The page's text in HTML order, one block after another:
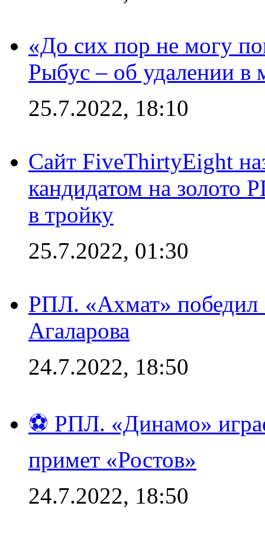
«До сих пор не могу
Рыбус – об удалении в
25.7.2022, 18:10
Сайт FiveThirtyEight
кандидатом на
в тройку
25.7.2022, 01:30
РПЛ. «Ахмат» победил
Агаларова
24.7.2022, 18:50
⚽ РПЛ. «Динамо»
примет «Ростов»
24.7.2022, 18:50